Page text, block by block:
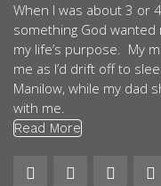
When I was about 3 or
something God
my life’s purpose. My
me as I’d drift off to
Manilow, while my dad
with me.
Read More